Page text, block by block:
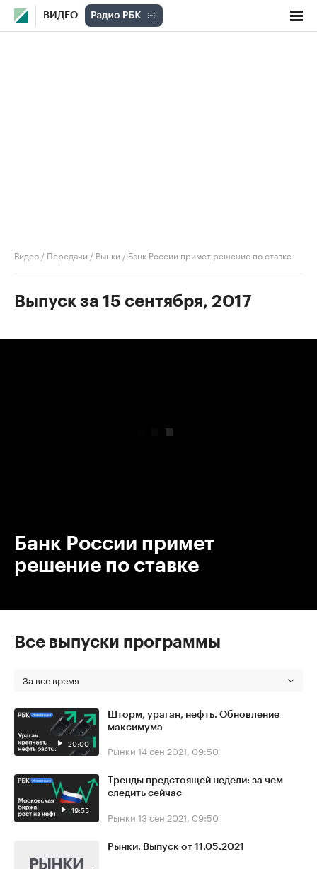
ВИДЕО
Видео / Передачи / Рынки / Банк России примет решение по ставке
Выпуск за 15 сентября, 2017
Банк России примет
решение по ставке
Все выпуски программы
За все время
20:00
Шторм, ураган, нефть. Обновление
максимума
Рынки 14 сен 2021, 09:50
19:55
Тренды предстоящей недели: за чем
следить сейчас
Рынки 13 сен 2021, 09:50
Рынки. Выпуск от 11.05.2021